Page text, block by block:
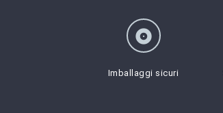
album
Imballaggi sicuri